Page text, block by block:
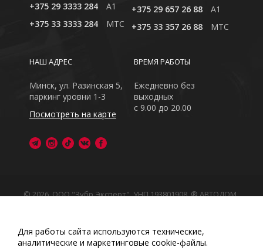
+375 29 3333 284
A1
+375 33 3333 284
MTC
+375 29 657 26 88
A1
+375 33 357 26 88
MTC
ВРЕМЯ РАБОТЫ
Ежедневно без
выходных
с 9.00 до 20.00
НАШ АДРЕС
Минск, ул. Разинская 5,
паркинг уровни 1-3
Посмотреть на карте
© 2026, ООО "Зубр Эксперт", УНП 193801908. ® АВТОДОМ
Обращаем Ваше внимание на то, что данный интернет-
сайт носит исключительно информационный характер
Любое использование либо копирование материалов
Для работы сайта используются технические,
аналитические и маркетинговые сооkіе-файлы.